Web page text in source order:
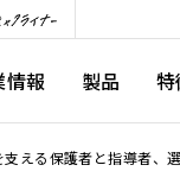
情報 製品
える保護者と指導者、